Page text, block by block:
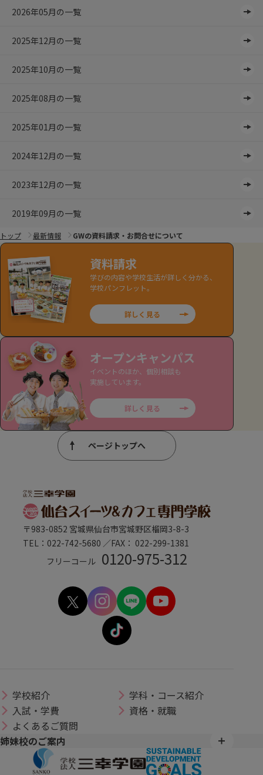
2026年05月の一覧
2025年12月の一覧
2025年10月の一覧
2025年08月の一覧
2025年01月の一覧
2024年12月の一覧
2023年12月の一覧
2019年09月の一覧
トップ 最新情報 GWの資料請求・お問合せについて
資料請求
学びの内容や学校生活が詳しく分かる、
学校パンフレット。
詳しく見る
オープンキャンパス
イベントのほか、個別相談も
実施しています。
詳しく見る
ページトップへ
〒983-0852 宮城県仙台市宮城野区榴岡3-8-3
TEL：022-742-5680 ／FAX： 022-299-1381
フリーコール 0120-975-312
学校紹介
学科・コース紹介
入試・学費
資格・就職
よくあるご質問
姉妹校のご案内